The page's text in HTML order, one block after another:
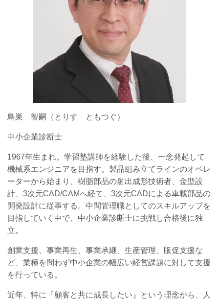
鳥巣 智嗣（とりす ともつぐ）
中小企業診断士
1967年生まれ。学習塾講師を経験した後、一念発起して
機械系エンジニアを目指す。製品組み立てラインのオペレ
ーターから始まり、樹脂部品の射出成形技術者、金型設
計、3次元CAD/CAMへ経て、3次元CADによる車載部品の
開発設計に従事する。中間管理職としてのスキルアップを
目指していく中で、中小企業診断士に挑戦し合格後に独
立。
創業支援、事業再生、事業承継、生産管理、販促支援な
ど、業種を問わず中小企業の幅広い経営課題に対して支援
を行っている。
近年、特に『顧客と共に成長したい』という理念から、人